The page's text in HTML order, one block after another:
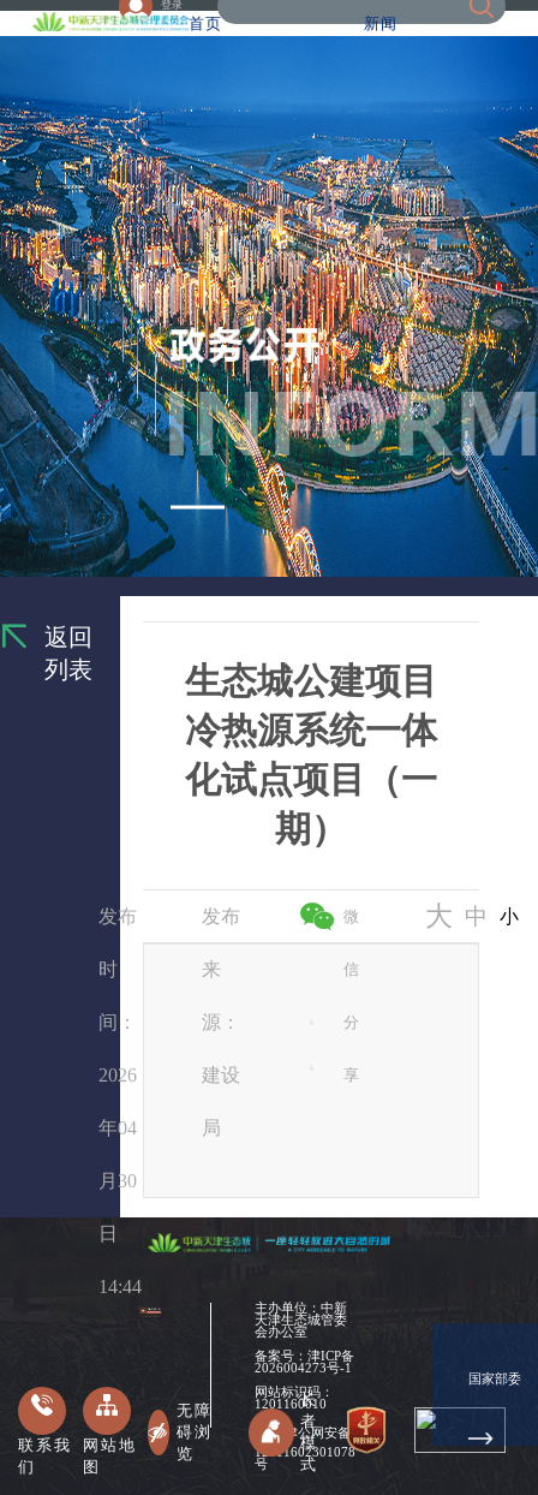
登录
首页 新闻
返回
列表
生态城公建项目
冷热源系统一体
化试点项目（一
期）
发布
时
间：
2026
年04
月30
日
14:44
发布
来
源：
建设
局
微
信
分
享
大 中 小
主办单位：中新
天津生态城管委
会办公室
备案号： 津ICP备
2026004273号-1
网站标识码：
1201160010
津公网安备
12011602301078
号
联系我
们
网站地
图
无障
碍浏
览
长
者
模
式
国家部委